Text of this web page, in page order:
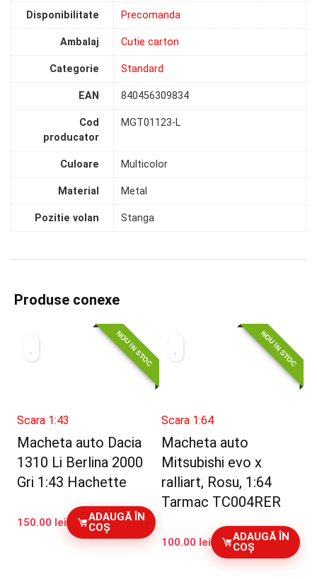
Disponibilitate Precomanda
Ambalaj Cutie carton
Categorie Standard
EAN 840456309834
Cod
producator
MGT01123-L
Culoare Multicolor
Material Metal
Pozitie volan Stanga
Produse conexe
NOU IN STOC
Scara 1:43
Macheta auto Dacia
1310 Li Berlina 2000
Gri 1:43 Hachette
150.00 lei
ADAUGĂ ÎN
COȘ
NOU IN STOC
Scara 1:64
Macheta auto
Mitsubishi evo x
ralliart, Rosu, 1:64
Tarmac TC004RER
100.00 lei
ADAUGĂ ÎN
COȘ